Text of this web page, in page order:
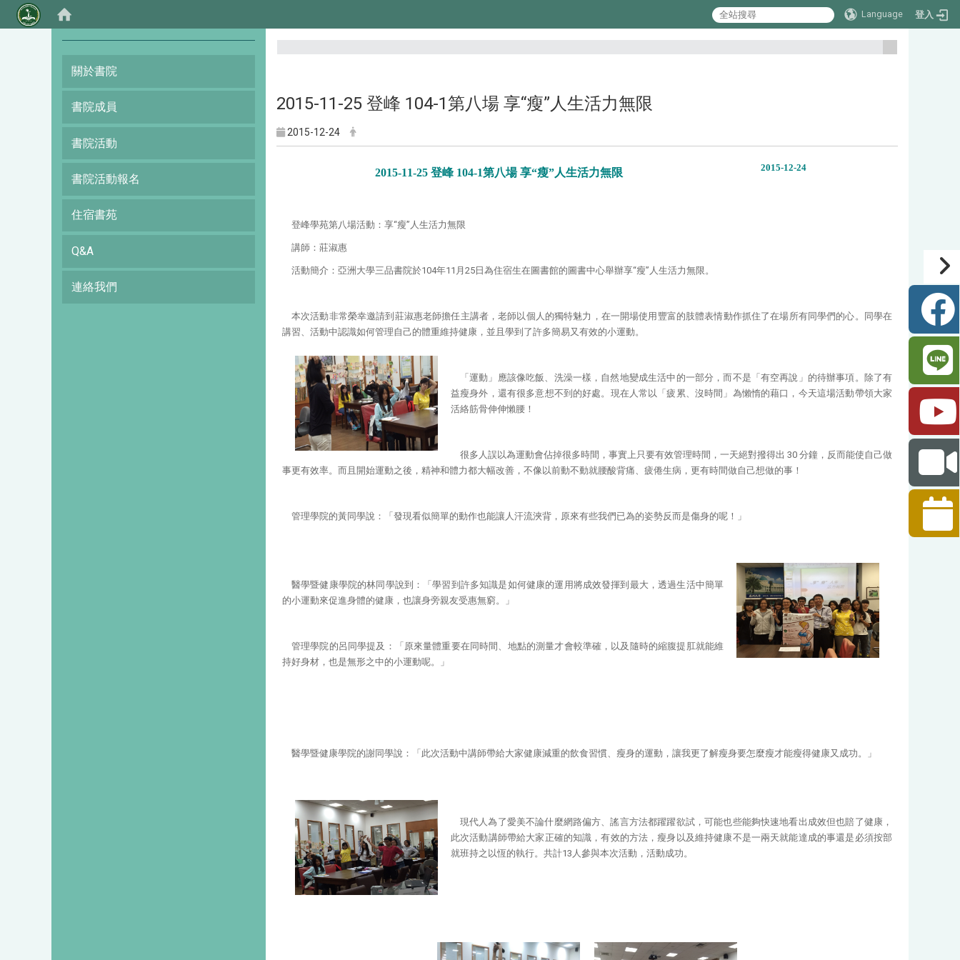
Language 登入
:::
關於書院
書院成員
書院活動
書院活動報名
住宿書苑
Q&A
連絡我們
2015-11-25 登峰 104-1第八場 享“瘦”人生活力無限
2015-12-24
2015-11-25 登峰 104-1第八場 享“瘦”人生活力無限 2015-12-24
登峰學苑第八場活動：享“瘦”人生活力無限
講師 ： 莊淑惠
活動簡介：亞洲大學三品書院於104年11月25日為住宿生在圖書館的圖書中心舉辦享“瘦”人生活力無限。
本次活動非常榮幸邀請到莊淑惠老師擔任主講者，老師以個人的獨特魅力，在一開場使用豐富的肢體表情動作抓住了在場所有同學們的心。同學在
講習、活動中認識如何管理自己的體重維持健康，並且學到了許多簡易又有效的小運動。
「運動」應該像吃飯、洗澡一樣，自然地變成生活中的一部分，而不是「有空再說」的待辦事項。除了有
益瘦身外，還有很多意想不到的好處。現在人常以「疲累、沒時間」為懶惰的藉口，今天這場活動帶領大家
活絡筋骨伸伸懶腰！
很多人誤以為運動會佔掉很多時間，事實上只要有效管理時間，一天絕對撥得出 30 分鐘，反而能使自己做
事更有效率。而且開始運動之後，精神和體力都大幅改善，不像以前動不動就腰酸背痛、疲倦生病，更有時間做自己想做的事！
管理學院的黃同學說：「發現看似簡單的動作也能讓人汗流浹背，原來有些我們已為的姿勢反而是傷身的呢！」
醫學暨健康學院的林同學說到：「學習到許多知識是如何健康的運用將成效發揮到最大，透過生活中簡單
的小運動來促進身體的健康，也讓身旁親友受惠無窮。」
管理學院的呂同學提及：「原來量體重要在同時間、地點的測量才會較準確，以及隨時的縮腹提肛就能維
持好身材，也是無形之中的小運動呢。」
醫學暨健康學院的謝同學說：「此次活動中講師帶給大家健康減重的飲食習慣、瘦身的運動，讓我更了解瘦身要怎麼瘦才能瘦得健康又成功。」
現代人為了愛美不論什麼網路偏方、謠言方法都躍躍欲試，可能也些能夠快速地看出成效但也賠了健康，
此次活動講師帶給大家正確的知識，有效的方法，瘦身以及維持健康不是一兩天就能達成的事還是必須按部
就班持之以恆的執行。共計13人參與本次活動，活動成功。